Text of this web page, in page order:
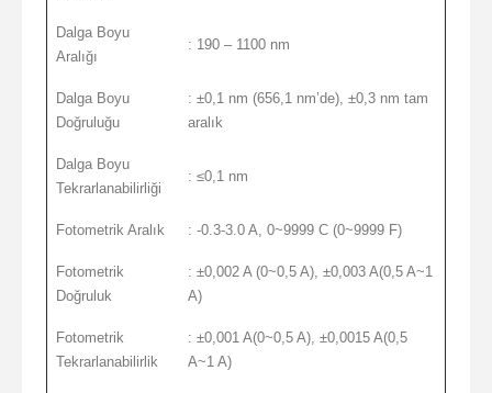
Dalga Boyu
Aralığı
: 190 – 1100 nm
Dalga Boyu
Doğruluğu
: ±0,1 nm (656,1 nm’de), ±0,3 nm tam
aralık
Dalga Boyu
Tekrarlanabilirliği
: ≤0,1 nm
Fotometrik Aralık : -0.3-3.0 A, 0~9999 C (0~9999 F)
Fotometrik
Doğruluk
: ±0,002 A (0~0,5 A), ±0,003 A(0,5 A~1
A)
Fotometrik
Tekrarlanabilirlik
: ±0,001 A(0~0,5 A), ±0,0015 A(0,5
A~1 A)